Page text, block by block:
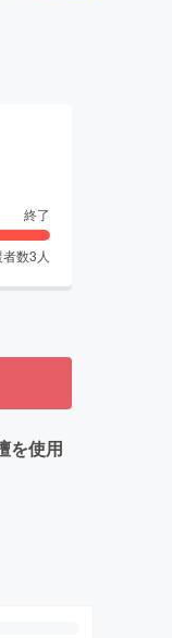
終了
者数3 人
を使用